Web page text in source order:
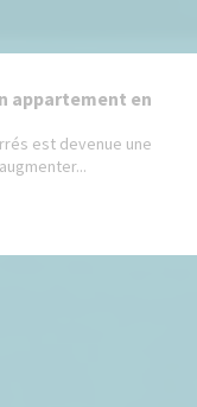
appartement en
est devenue une